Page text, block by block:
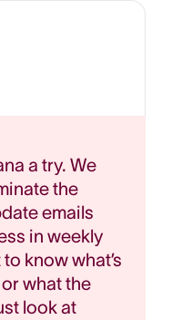
a try. We
the
emails
in weekly
know what’s
what the
look at